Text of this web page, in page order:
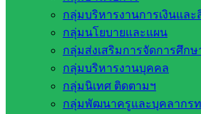
กลุ่มบริหารงานการเงินแล
กลุ่มนโยบายและแผน
กลุ่มส่งเสริมการจัดการศึกษ
กลุ่มบริหารงานบุคคล
กลุ่มนิเทศ ติดตามฯ
กลุ่มพัฒนาครูและบุคลากร
โรงเรียนบ้านหนองสังข์ จำนวนนักเรีย
ให้การต้อนรับนายภาณุวัฒน์ คุณเวียน ร
สำนักงานเขตพื้นที่การศึกษาประถมศึกษ
นางฐิติวรดา ผักไหม ผู้อำนวยการกลุ่มอ
พื้นที่การศึกษาประถมศึกษาสระแก้ว เข
เยี่ยมสนามสอบ ให้กำลังใจคณะทำงา